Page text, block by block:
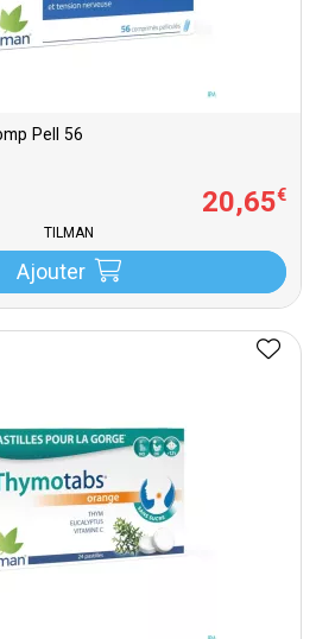
Pell 56
20,65€
TILMAN
Ajouter